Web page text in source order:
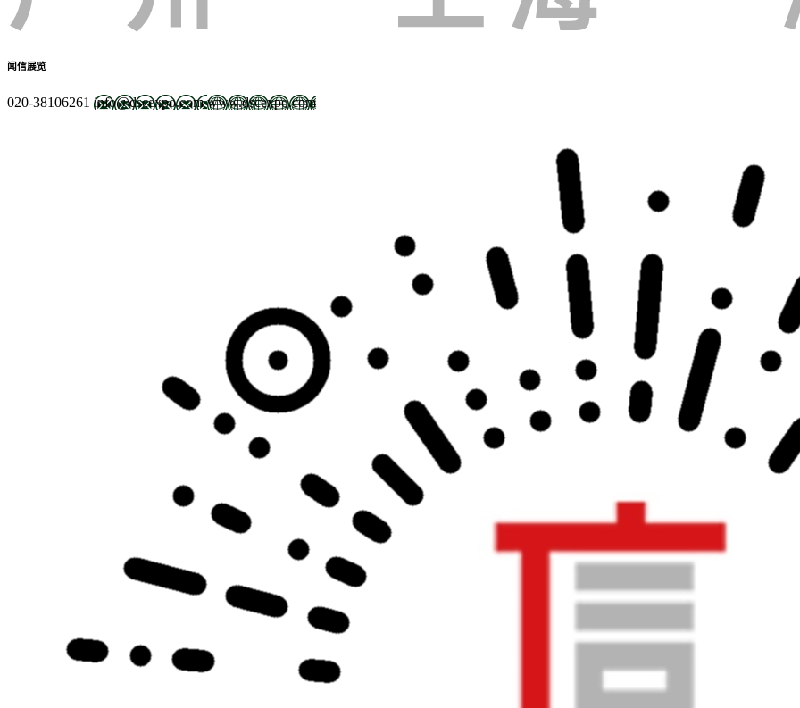
闻信展览
020-38106261 info@dscexpo.comwww.dscexpo.com